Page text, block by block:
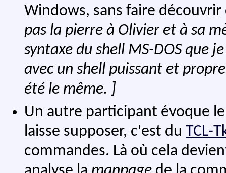
Windows, sans faire
pas la pierre à Olivier et à sa
syntaxe du shell MS-DOS que
avec un shell puissant et
été le même. ]
Un autre participant évoque
laisse supposer, c'est du TCL-
commandes. Là où cela